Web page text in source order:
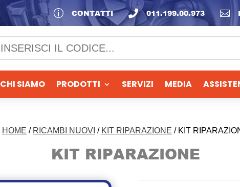

 011.199.00.973
p CONTATTI
CHI SIAMO PRODOTTI SERVIZI MEDIA
HOME / RICAMBI NUOVI / KIT RIPARAZIONE / KIT
KIT RIPARAZIONE